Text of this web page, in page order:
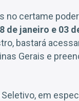
no certame
de janeiro e 03
bastará
Gerais e
em